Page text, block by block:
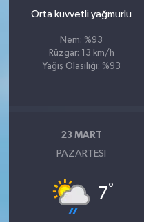
Orta kuvvetli yağmurlu
Nem: %93
Rüzgar: 13 km/h
Yağış Olasılığı: %93
23 MART
PAZARTESI
7°